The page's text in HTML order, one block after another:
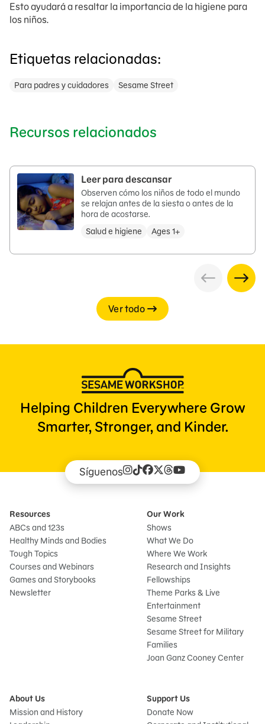
Esto ayudará a resaltar la importancia de la higiene para
los niños.
Etiquetas relacionadas:
Para padres y cuidadores Sesame Street
Recursos relacionados
Leer para descansar
Observen cómo los niños de todo el mundo
se relajan antes de la siesta o antes de la
hora de acostarse.
Salud e higiene
Ages 1+
Ver todo
Helping Children Everywhere Grow
Smarter, Stronger, and Kinder.
Síguenos
Resources
ABCs and 123s
Healthy Minds and Bodies
Tough Topics
Courses and Webinars
Games and Storybooks
Newsletter
Our Work
Shows
What We Do
Where We Work
Research and Insights
Fellowships
Theme Parks & Live
Entertainment
Sesame Street
Sesame Street for Military
Families
Joan Ganz Cooney Center
About Us
Mission and History
Support Us
Donate Now